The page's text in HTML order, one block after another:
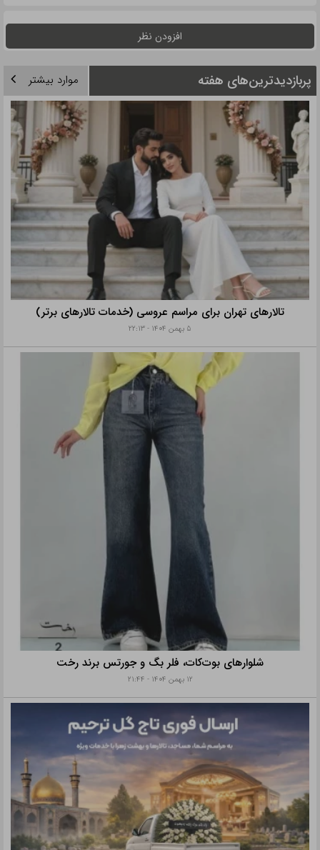
افزودن نظر
پربازدیدترین‌های هفته موارد بیشتر
تالارهای تهران برای مراسم عروسی (خدمات تالارهای برتر)
۵ بهمن ۱۴۰۴ - ۲۲:۱۳
شلوارهای بوت‌کات، فلر بگ و جورتس برند رخت
۱۲ بهمن ۱۴۰۴ - ۲۱:۴۴